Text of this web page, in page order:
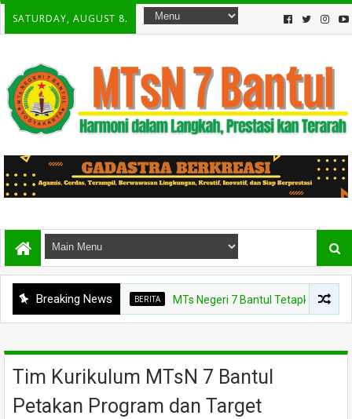
SATURDAY, AUGUST 8.
Breaking NewsBERITA MTs Negeri 7 Bantul Tetapkan Tiga Agen
Tim Kurikulum MTsN 7 Bantul
Petakan Program dan Target